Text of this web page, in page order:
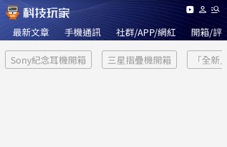
最新文章 手機通訊 社群/APP/網紅 開箱/評
Sony紀念耳機開箱 三星摺疊機開箱 「全新